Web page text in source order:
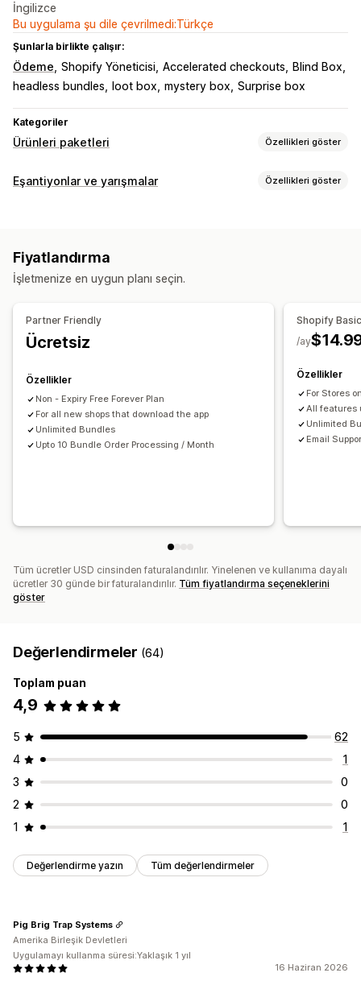
İngilizce
Bu uygulama şu dile çevrilmedi:Türkçe
Şunlarla birlikte çalışır:
Ödeme Shopify Yöneticisi Accelerated checkouts
Blind Box
headless bundles
loot box mystery box Surprise box
Kategoriler
Ürünleri paketleri Özellikleri göster
Paket türleri
Toptan satış paketleri
Dijital ürünler Fiziksel ürünler
Ayarlayabileceğiniz fiyatlandırma
Sabit fiyatlandırma
Sabit indirimler
Sepet indirimleri
Ücretsiz kargo Bir alana bir bedava
Toplu fiyatlandırma Toptan satış fiyatlandırması
Dinamik fiyatlandırma Özel fiyatlandırma
Eşantiyonlar ve yarışmalar Özellikleri göster
Fiyatlandırma
İşletmenize en uygun planı seçin.
Partner Friendly
Ücretsiz
Özellikler
Non - Expiry Free Forever Plan
For all new shops that download the app
Unlimited Bundles
Upto 10 Bundle Order Processing / Month
Shopify
/ay
Özellikler
For Stores
All features
Unlimited
Email
Tüm ücretler USD cinsinden faturalandırılır. Yinelenen ve kullanıma dayalı
ücretler 30 günde bir faturalandırılır. Tüm fiyatlandırma seçeneklerini
göster
Değerlendirmeler (64)
Toplam puan
4,9
5
62
4
1
3
0
2
0
1
1
Değerlendirme yazın Tüm değerlendirmeler
16 Haziran 2026
Pig Brig Trap Systems
Amerika Birleşik Devletleri
Uygulamayı kullanma süresi:Yaklaşık 1 yıl